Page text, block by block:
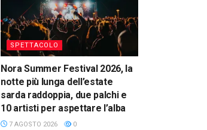
SPETTACOLO
Nora Summer Festival 2026, la
notte più lunga dell’estate
sarda raddoppia, due palchi e
10 artisti per aspettare l’alba
7 AGOSTO 2026 0